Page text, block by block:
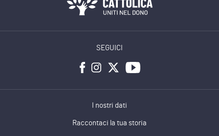
SEGUICI
I nostri dati
Raccontaci la tua storia